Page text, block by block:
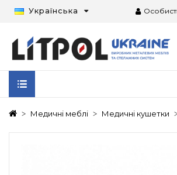
Українська
Медичні меблі Медичні кушетки